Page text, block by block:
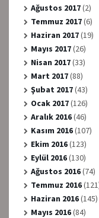
Ağustos 2017(2)
Temmuz 2017(6)
Haziran 2017(19)
Mayıs 2017(26)
Nisan 2017(33)
Mart 2017(88)
Şubat 2017(43)
Ocak 2017(126)
Aralık 2016(46)
Kasım 2016(107)
Ekim 2016(123)
Eylül 2016(130)
Ağustos 2016(74)
Temmuz 2016
Haziran 2016(145)
Mayıs 2016(84)